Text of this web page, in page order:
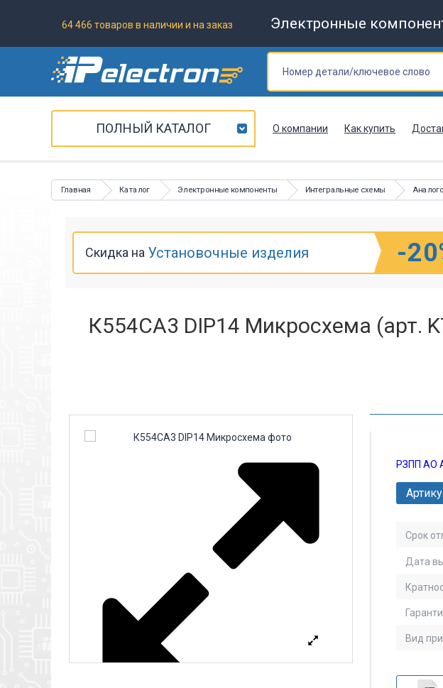
64 466 товаров в наличии и на заказ Электронные
ПОЛНЫЙ КАТАЛОГ О компании Как купить
Главная Каталог Электронные компоненты Интегральные схемы
Скидка на Установочные изделия -
К554СА3 DIP14 Микросхема (арт.
РЗПП АО
Срок
Дата
Вид